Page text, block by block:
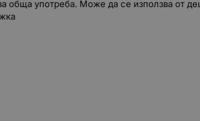
обща употреба. Може да се използва от